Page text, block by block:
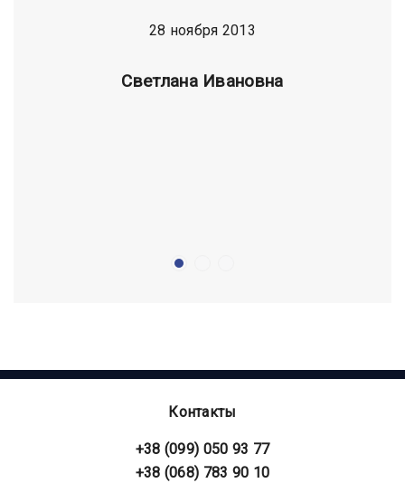
28 ноября 2013
Cветлана Ивановна
Контакты
+38 (099) 050 93 77
+38 (068) 783 90 10